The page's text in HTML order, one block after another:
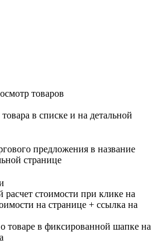
товаров
в списке и на детальной
предложения в название
странице
стоимости при клике на
на странице + ссылка на
товаре в фиксированной шапке на